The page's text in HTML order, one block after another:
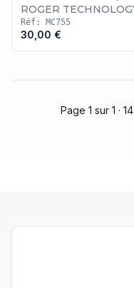
ROGER
Réf: MC755
30,00 €
Page 1 sur 1 ·